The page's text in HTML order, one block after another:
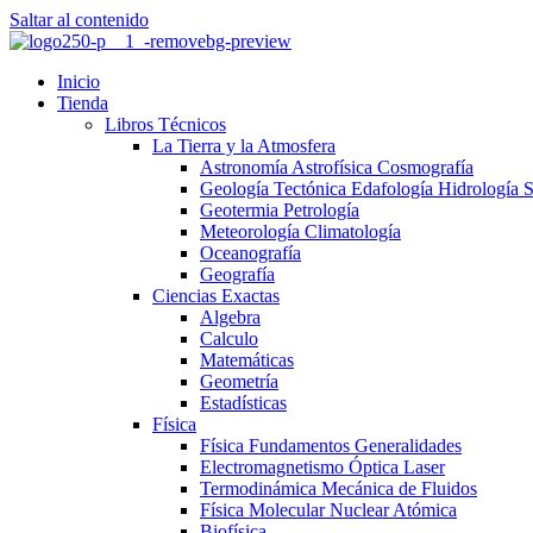
Saltar al contenido
Inicio
Tienda
Libros Técnicos
La Tierra y la Atmosfera
Astronomía Astrofísica Cosmografía
Geología Tectónica Edafología Hidrología
Geotermia Petrología
Meteorología Climatología
Oceanografía
Geografía
Ciencias Exactas
Algebra
Calculo
Matemáticas
Geometría
Estadísticas
Física
Física Fundamentos Generalidades
Electromagnetismo Óptica Laser
Termodinámica Mecánica de Fluidos
Física Molecular Nuclear Atómica